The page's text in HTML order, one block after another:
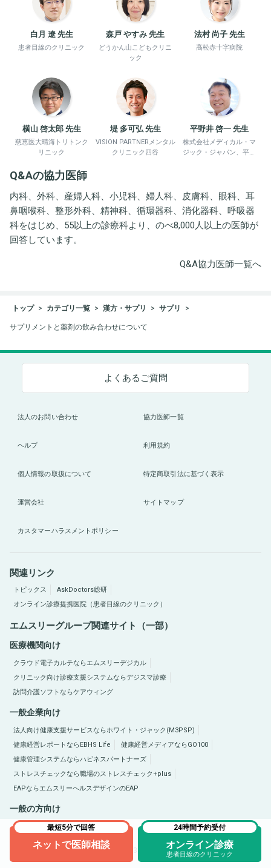
白月 遼 先生
患者目線のクリニック
森戸 やすみ 先生
どうかん山こどもクリニ
ック
法村 尚子 先生
高松赤十字病院
横山 啓太郎 先生
慈恵医大晴海トリトンク
リニック
堤 多可弘 先生
VISION PARTNERメンタル
クリニック四谷
平野井 啓一 先生
株式会社メディカル・マ
ジック・ジャパン、平野
Q&Aの協力医師
内科、外科、産婦人科、小児科、婦人科、皮膚科、眼科、耳
鼻咽喉科、整形外科、精神科、循環器科、消化器科、呼吸器
科をはじめ、55以上の診療科より、のべ8,000人以上の医師が
回答しています。
Q&A協力医師一覧へ
トップ カテゴリ一覧 漢方・サプリ サプリ
サプリメントと薬剤の飲み合わせについて
最短5分で回答
ネットで医師相談
24時間予約受付
オンライン診療
患者目線のクリニック
よくあるご質問
法人のお問い合わせ 協力医師一覧
ヘルプ 利用規約
個人情報の取扱について 特定商取引法に基づく表示
運営会社 サイトマップ
カスタマーハラスメントポリシー
関連リンク
トピックス
AskDoctors総研
オンライン診療提携医院（患者目線のクリニック）
エムスリーグループ関連サイト（一部）
医療機関向け
クラウド電子カルテならエムスリーデジカル
クリニック向け診療支援システムならデジスマ診療
訪問介護ソフトならケアウィング
一般企業向け
法人向け健康支援サービスならホワイト・ジャック(M3PSP)
健康経営レポートならEBHS Life
健康経営メディアならGO100
健康管理システムならハピネスパートナーズ
ストレスチェックなら職場のストレスチェック+plus
EAPならエムスリーヘルスデザインのEAP
一般の方向け
医療総合サイトQLife（キューライフ） 肥満症総合サイトならひまんラボ
Copyright © 2005-2026 M3, Inc. All Rights Reserved.